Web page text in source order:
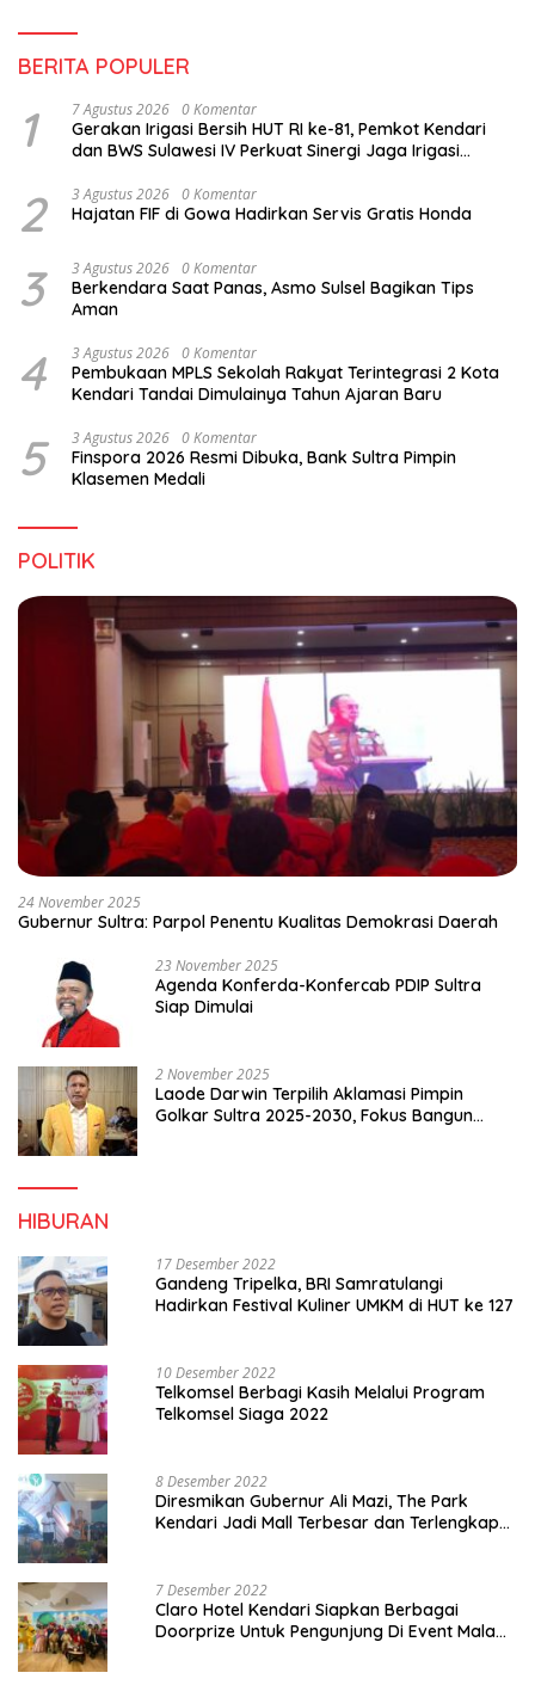
BERITA POPULER
1 7 Agustus 2026 0 Komentar
Gerakan Irigasi Bersih HUT RI ke-81, Pemkot Kendari
dan BWS Sulawesi IV Perkuat Sinergi Jaga Irigasi
2 3 Agustus 2026 0 Komentar
Hajatan FIF di Gowa Hadirkan Servis Gratis Honda
3 3 Agustus 2026 0 Komentar
Berkendara Saat Panas, Asmo Sulsel Bagikan Tips
Aman
4 3 Agustus 2026 0 Komentar
Pembukaan MPLS Sekolah Rakyat Terintegrasi 2 Kota
Kendari Tandai Dimulainya Tahun Ajaran Baru
5 3 Agustus 2026 0 Komentar
Finspora 2026 Resmi Dibuka, Bank Sultra Pimpin
Klasemen Medali
POLITIK
24 November 2025
Gubernur Sultra: Parpol Penentu Kualitas Demokrasi Daerah
23 November 2025
Agenda Konferda-Konfercab PDIP Sultra
Siap Dimulai
2 November 2025
Laode Darwin Terpilih Aklamasi Pimpin
Golkar Sultra 2025-2030, Fokus Bangun
HIBURAN
17 Desember 2022
Gandeng Tripelka, BRI Samratulangi
Hadirkan Festival Kuliner UMKM di HUT ke 127
10 Desember 2022
Telkomsel Berbagi Kasih Melalui Program
Telkomsel Siaga 2022
8 Desember 2022
Diresmikan Gubernur Ali Mazi, The Park
Kendari Jadi Mall Terbesar dan Terlengkap
7 Desember 2022
Claro Hotel Kendari Siapkan Berbagai
Doorprize Untuk Pengunjung Di Event Malam